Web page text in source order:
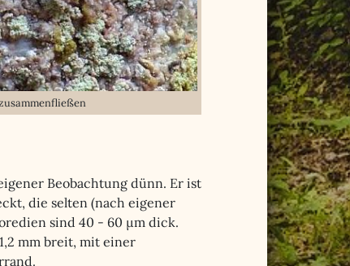
Beobachtung dünn. Er ist
die selten (nach eigener
sind 40 - 60 µm dick.
mm breit, mit einer